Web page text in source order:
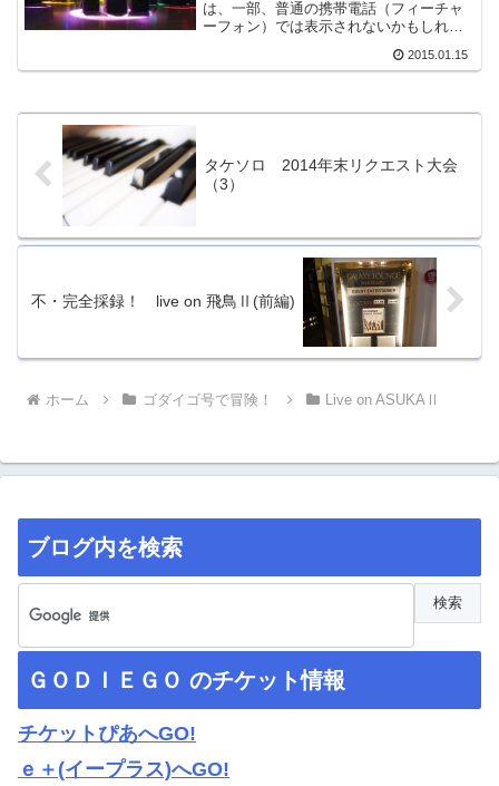
は、一部、普通の携帯電話（フィーチャ
ーフォン）では表示されないかもしれま
かもしれませんが、よく分りません。ち
2015.01.15
タケソロ 2014年末リクエスト大会
（3）
不・完全採録！ live on 飛鳥Ⅱ(前編)
ホーム ゴダイゴ号で冒険！ Live on ASUKAⅡ
ブログ内を検索
ＧＯＤＩＥＧＯ のチケット情報
チケットぴあへGO!
ｅ＋(イープラス)へGO!